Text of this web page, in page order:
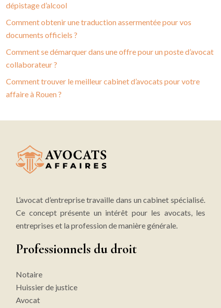
dépistage d’alcool
Comment obtenir une traduction assermentée pour vos
documents officiels ?
Comment se démarquer dans une offre pour un poste d’avocat
collaborateur ?
Comment trouver le meilleur cabinet d’avocats pour votre
affaire à Rouen ?
L’avocat d’entreprise travaille dans un cabinet spécialisé.
Ce concept présente un intérêt pour les avocats, les
entreprises et la profession de manière générale.
Professionnels du droit
Notaire
Huissier de justice
Avocat